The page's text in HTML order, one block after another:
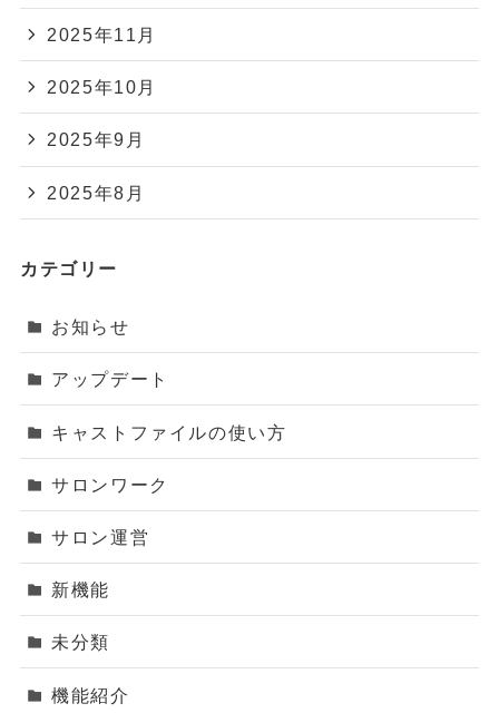
2025年11月
2025年10月
2025年9月
2025年8月
カテゴリー
お知らせ
アップデート
キャストファイルの使い方
サロンワーク
サロン運営
新機能
未分類
機能紹介